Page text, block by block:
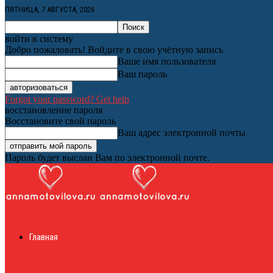
ПЯТНИЦА, 7 АВГУСТА, 2026
войти в систему
Добро пожаловать! Войдите в свою учётную запись
Ваше имя пользователя
Ваш пароль
Forgot your password? Get help
восстановление пароля
Восстановите свой пароль
Ваш адрес электронной почты
Пароль будет выслан Вам по электронной почте.
Главная